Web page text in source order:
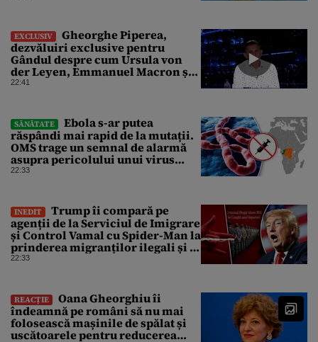
EXCLUSIV
Gheorghe Piperea,
dezvăluiri exclusive pentru
Gândul despre cum Ursula von
der Leyen, Emmanuel Macron și
Zelenski plănuiesc pe Signal să îl
22:41
SĂNĂTATE
Ebola s-ar putea
răspândi mai rapid de la mutații.
OMS trage un semnal de alarmă
asupra pericolului unui virus
pentru care nu există vaccin
22:33
INEDIT
Trump îi compară pe
agenții de la Serviciul de Imigrare
și Control Vamal cu Spider-Man la
prinderea migranților ilegali și a
infractorilor
22:33
REACȚIE
Oana Gheorghiu îi
îndeamnă pe români să nu mai
folosească mașinile de spălat și
uscătoarele pentru reducerea